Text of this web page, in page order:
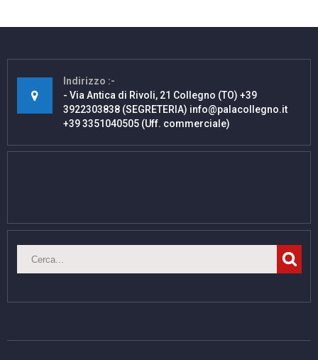
Indirizzo
- Via Antica di Rivoli, 21 Collegno (TO) +39
3922303838 (SEGRETERIA) info@palacollegno.it
+39 3351040505 (Uff. commerciale)